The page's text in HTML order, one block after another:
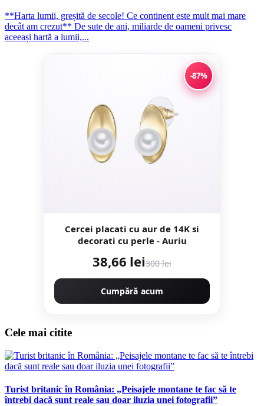
**Harta lumii, greșită de secole! Ce continent este mult mai mare
decât am crezut** De sute de ani, miliarde de oameni privesc
aceeași hartă a lumii,...
-87%
Cercei placati cu aur de 14K si
decorati cu perle - Auriu
38,66 lei300 lei
Cumpără acum
Cele mai citite
Turist britanic în România: „Peisajele montane te fac să te
întrebi dacă sunt reale sau doar iluzia unei fotografii”